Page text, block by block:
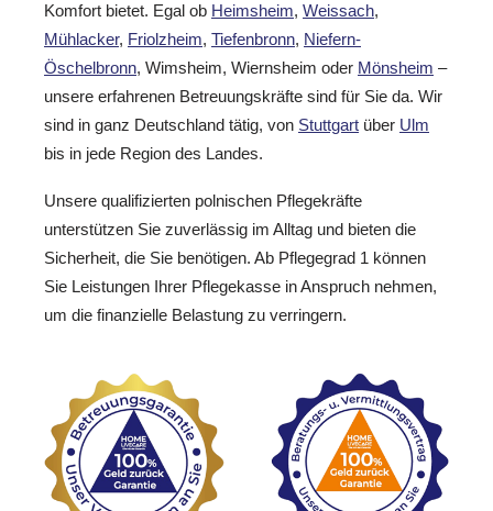
Komfort bietet. Egal ob Heimsheim, Weissach,
Mühlacker, Friolzheim, Tiefenbronn, Niefern-
Öschelbronn, Wimsheim, Wiernsheim oder Mönsheim –
unsere erfahrenen Betreuungskräfte sind für Sie da. Wir
sind in ganz Deutschland tätig, von Stuttgart über Ulm
bis in jede Region des Landes.
Unsere qualifizierten polnischen Pflegekräfte
unterstützen Sie zuverlässig im Alltag und bieten die
Sicherheit, die Sie benötigen. Ab Pflegegrad 1 können
Sie Leistungen Ihrer Pflegekasse in Anspruch nehmen,
um die finanzielle Belastung zu verringern.